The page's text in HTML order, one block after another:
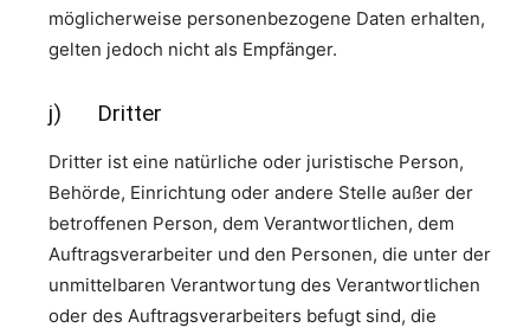
möglicherweise personenbezogene Daten erhalten,
gelten jedoch nicht als Empfänger.
j) Dritter
Dritter ist eine natürliche oder juristische Person,
Behörde, Einrichtung oder andere Stelle außer der
betroffenen Person, dem Verantwortlichen, dem
Auftragsverarbeiter und den Personen, die unter der
unmittelbaren Verantwortung des Verantwortlichen
oder des Auftragsverarbeiters befugt sind, die